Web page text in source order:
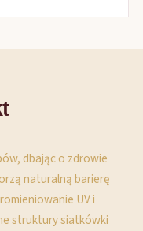
dbając o zdrowie
naturalną barierę
UV i
struktury siatkówki